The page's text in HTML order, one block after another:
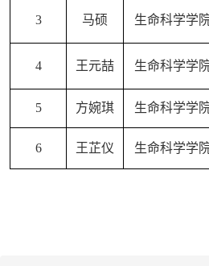
3 马硕 生命科学学
4 王元喆 生命科学学
5 方婉琪 生命科学学
6 王芷仪 生命科学学